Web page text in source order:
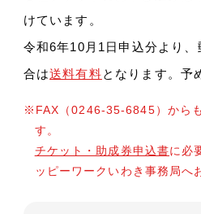
けています。
令和6年10月1日申込分より
合は送料有料となります。予
※FAX（0246-35-6845）から
す。
チケット・助成券申込書に必
ッピーワークいわき事務局へ